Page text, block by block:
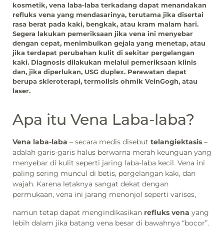
kosmetik, vena laba-laba terkadang dapat menandakan
refluks vena yang mendasarinya, terutama jika disertai
rasa berat pada kaki, bengkak, atau kram malam hari.
Segera lakukan pemeriksaan jika vena ini menyebar
dengan cepat, menimbulkan gejala yang menetap, atau
jika terdapat perubahan kulit di sekitar pergelangan
kaki. Diagnosis dilakukan melalui pemeriksaan klinis
dan, jika diperlukan, USG duplex. Perawatan dapat
berupa skleroterapi, termolisis ohmik VeinGogh, atau
laser.
Apa itu Vena Laba-laba?
Vena laba-laba – secara medis disebut telangiektasis –
adalah garis-garis halus berwarna merah keunguan yang
menyebar di kulit seperti jaring laba-laba kecil. Vena ini
paling sering muncul di betis, pergelangan kaki, dan
wajah. Karena letaknya sangat dekat dengan
permukaan, vena ini jarang menonjol seperti varises,
namun tetap dapat mengindikasikan refluks vena yang
lebih dalam jika batang vena besar di bawahnya “bocor”.